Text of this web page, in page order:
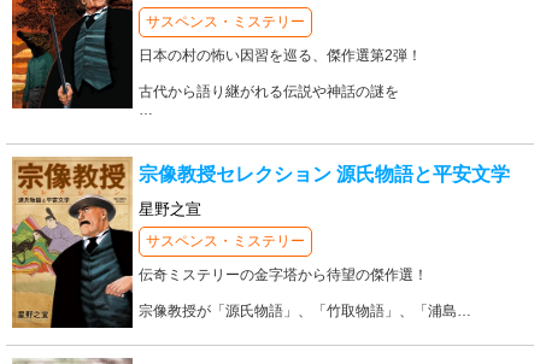
サスペンス・ミステリー
日本の村の怖い因習を巡る、傑作選第2弾！
古代から語り継がれる伝説や神話の謎を
…
宗像教授セレクション 源氏物語と平安文学
星野之宣
サスペンス・ミステリー
伝奇ミステリーの金字塔から待望の傑作選！
宗像教授が「源氏物語」、「竹取物語」、「浦島…